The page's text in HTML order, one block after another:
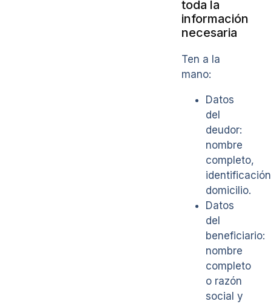
toda la
información
necesaria
Ten a la
mano:
Datos
del
deudor:
nombre
completo,
domicilio.
Datos
del
beneficiario:
nombre
completo
o razón
social y